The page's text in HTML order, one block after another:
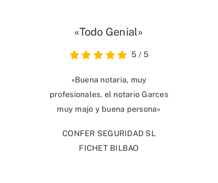
«Todo Genial»
5 / 5
«Buena notaria, muy
profesionales. el notario Garces
muy majo y buena persona»
CONFER SEGURIDAD SL
FICHET BILBAO